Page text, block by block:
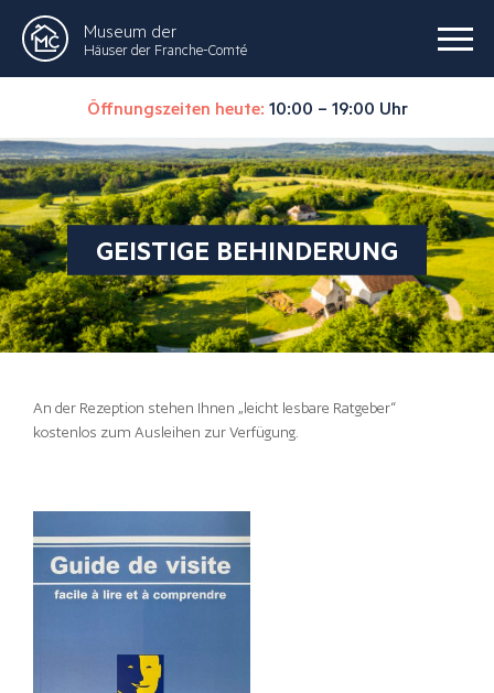
Museum der
Häuser der Franche-Comté
Öffnungszeiten heute: 10:00 – 19:00 Uhr
GEISTIGE BEHINDERUNG
An der Rezeption stehen Ihnen „leicht lesbare Ratgeber“
kostenlos zum Ausleihen zur Verfügung.